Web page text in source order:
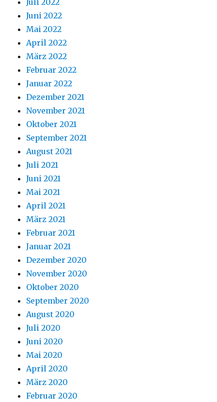
Juli 2022
Juni 2022
Mai 2022
April 2022
März 2022
Februar 2022
Januar 2022
Dezember 2021
November 2021
Oktober 2021
September 2021
August 2021
Juli 2021
Juni 2021
Mai 2021
April 2021
März 2021
Februar 2021
Januar 2021
Dezember 2020
November 2020
Oktober 2020
September 2020
August 2020
Juli 2020
Juni 2020
Mai 2020
April 2020
März 2020
Februar 2020